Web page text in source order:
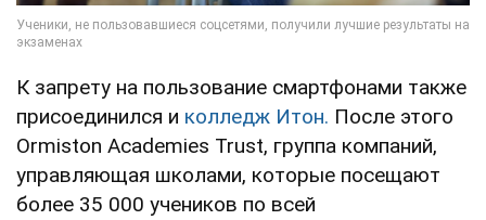
К запрету на пользование смартфонами также
присоединился и колледж Итон. После этого
Ormiston Academies Trust, группа компаний,
управляющая школами, которые посещают
более 35 000 учеников по всей